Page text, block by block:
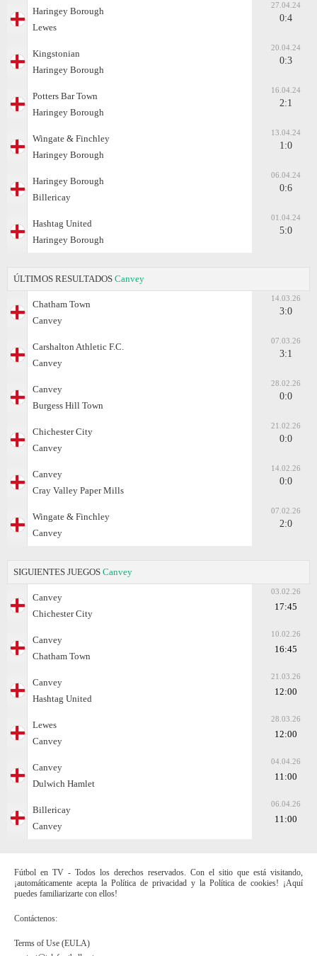
Haringey Borough
Lewes
27.04.24
0:4
Kingstonian
Haringey Borough
20.04.24
0:3
Potters Bar Town
Haringey Borough
16.04.24
2:1
Wingate & Finchley
Haringey Borough
13.04.24
1:0
Haringey Borough
Billericay
06.04.24
0:6
Hashtag United
Haringey Borough
01.04.24
5:0
ÚLTIMOS RESULTADOS Canvey
Chatham Town
Canvey
14.03.26
3:0
Carshalton Athletic F.C.
Canvey
07.03.26
3:1
Canvey
Burgess Hill Town
28.02.26
0:0
Chichester City
Canvey
21.02.26
0:0
Canvey
Cray Valley Paper Mills
14.02.26
0:0
Wingate & Finchley
Canvey
07.02.26
2:0
SIGUIENTES JUEGOS Canvey
Canvey
Chichester City
03.02.26
17:45
Canvey
Chatham Town
10.02.26
16:45
Canvey
Hashtag United
21.03.26
12:00
Lewes
Canvey
28.03.26
12:00
Canvey
Dulwich Hamlet
04.04.26
11:00
Billericay
Canvey
06.04.26
11:00
Fútbol en TV - Todos los derechos reservados. Con el sitio que está visitando,
¡automáticamente acepta la Política de privacidad y la Política de cookies! ¡Aquí
puedes familiarizarte con ellos!
Contáctenos:
Terms of Use (EULA)